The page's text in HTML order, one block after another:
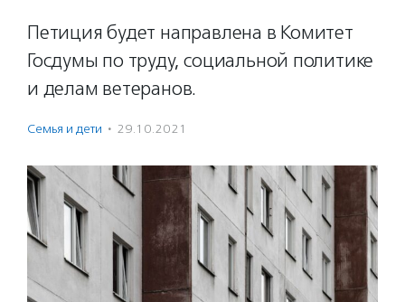
Петиция будет направлена в Комитет
Госдумы по труду, социальной политике
и делам ветеранов.
Семья и дети · 29.10.2021